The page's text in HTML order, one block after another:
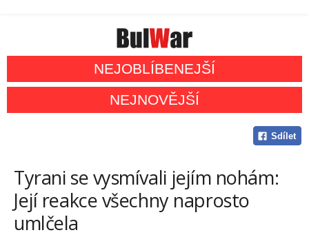
NEJOBLÍBENEJŠÍ
NEJNOVĚJŠÍ
Sdílet
Tyrani se vysmívali jejím nohám:
Její reakce všechny naprosto
umlčela